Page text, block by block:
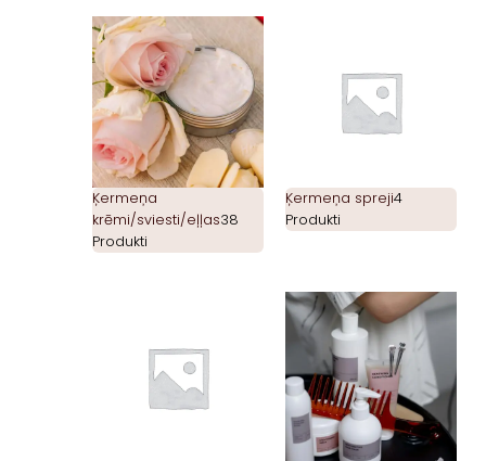
Ķermeņa
krēmi/sviesti/eļļas38
Produkti
Ķermeņa spreji4
Produkti